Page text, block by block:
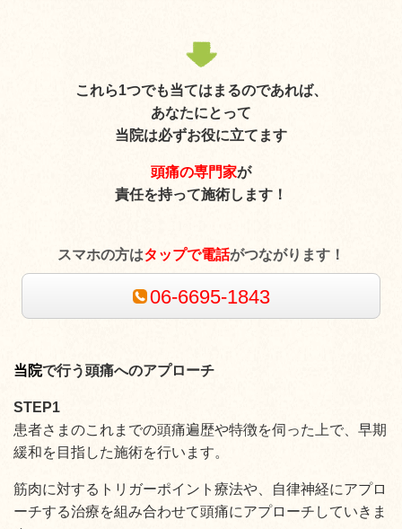
これら1つでも当てはまるのであれば、
あなたにとって
当院は必ずお役に立てます
頭痛の専門家が
責任を持って施術します！
スマホの方はタップで電話がつながります！
06-6695-1843
当院で行う頭痛へのアプローチ
STEP1
患者さまのこれまでの頭痛遍歴や特徴を伺った上で、早期
緩和を目指した施術を行います。
筋肉に対するトリガーポイント療法や、自律神経にアプロ
ーチする治療を組み合わせて頭痛にアプローチしていきま